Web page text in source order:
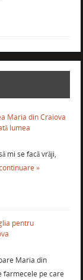
Maria din Craiova
lumea
mi se facă vrăji,
»
pentru
Maria din
farmecele pe care